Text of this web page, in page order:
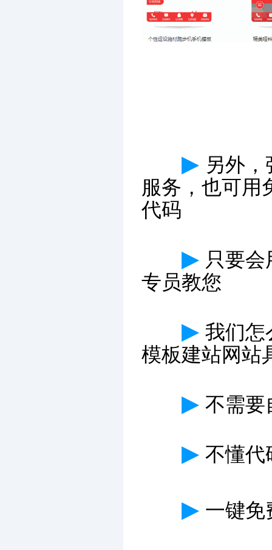
▶ 另外
服务，也可用
代码
▶ 只要
专员教您
▶ 我们怎
模板建站网站
▶ 不需要
▶ 不懂代
▶ 一键免